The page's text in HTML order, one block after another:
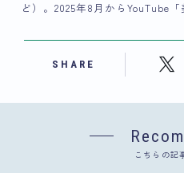
ど）。2025年8月からYouTube
SHARE
こちらの記